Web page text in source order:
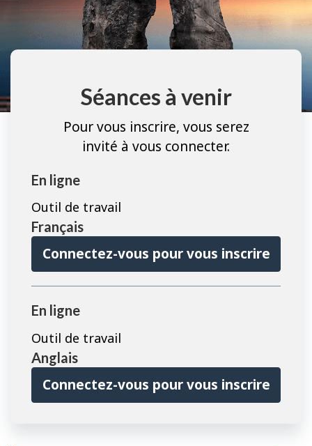
Séances à venir
Pour vous inscrire, vous serez
invité à vous connecter.
En ligne
Outil de travail
Français
Connectez-vous pour vous inscrire
En ligne
Outil de travail
Anglais
Connectez-vous pour vous inscrire